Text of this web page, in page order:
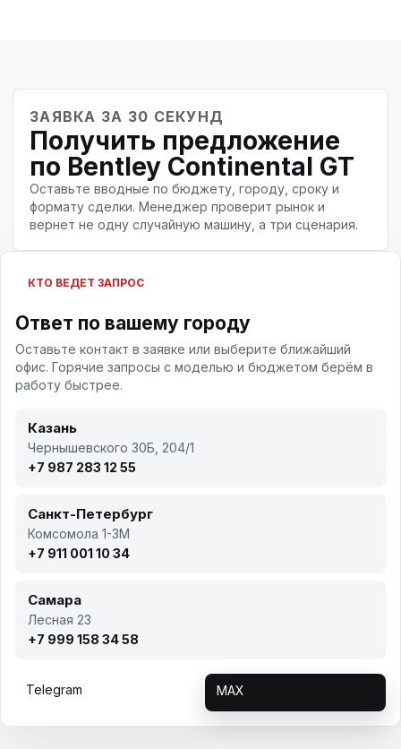
ЗАЯВКА ЗА 30 СЕКУНД
Получить предложение
по Bentley Continental GT
Оставьте вводные по бюджету, городу, сроку и
формату сделки. Менеджер проверит рынок и
вернет не одну случайную машину, а три сценария.
КТО ВЕДЕТ ЗАПРОС
Ответ по вашему городу
Оставьте контакт в заявке или выберите ближайший
офис. Горячие запросы с моделью и бюджетом берём в
работу быстрее.
Казань
Чернышевского 30Б, 204/1
+7 987 283 12 55
Санкт-Петербург
Комсомола 1-3М
+7 911 001 10 34
Самара
Лесная 23
+7 999 158 34 58
Telegram MAX